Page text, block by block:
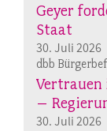
Geyer
Staat
30. Juli 2026
dbb
Vertrauen
–
30. Juli 2026